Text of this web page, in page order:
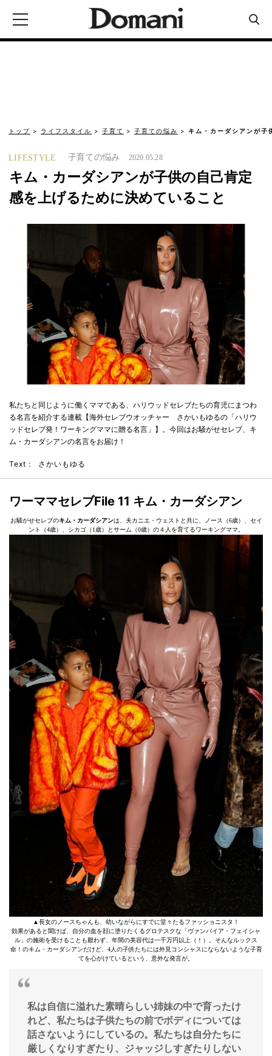
トップ ライフスタイル 子育て 子育ての悩み キム・カーダシアンが
LIFESTYLE 子育ての悩み 2020.05.28
キム・カーダシアンが子供の自己肯定
感を上げるために決めていること
私たちと同じように働くママである、ハリウッドセレブたちの育児にまつわ
る名言を紹介する連載【海外セレブウオッチャー さかいもゆるの「ハリウ
ッドセレブ発！ワーキングママに贈る名言」】。今回はお騒がせセレブ、キ
ム・カーダシアンの名言をお届け！
Text： さかいもゆる
ワーママセレブFile 11 キム・カーダシアン
お騒がせセレブのキム・カーダシアンは、夫カニエ・ウェストと共に、ノース（6歳）、セイ
ント（4歳）、シカゴ（1歳）とサーム（0歳）の４人を育てるワーキングママ。
▲長女のノースちゃんも、幼いながらにすでに堂々たるファッショニスタ！
効果があると聞けば、自分の血を顔に塗りたくるグロテスクな「ヴァンパイア・フェイシャ
ル」の施術を受けることも厭わず、年間の美容代は一千万円以上（！）。そんなルックス
命！のキム・カーダシアンだけど、4人の子供たちには外見コンシャスにならないような子育
てを心がけているという、意外な発言が。
私は自信に溢れた素晴らしい姉妹の中で育ったけ
れど、私たちは子供たちの前でボディについては
話さないようにしているの。 私たちは自分たちに
厳しくなりすぎたり、ジャッジしすぎたりしない